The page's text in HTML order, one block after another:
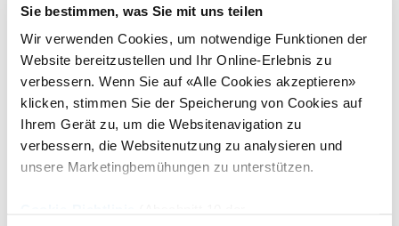
Sie bestimmen, was Sie mit uns teilen
Wir verwenden Cookies, um notwendige Funktionen der
Website bereitzustellen und Ihr Online-Erlebnis zu
verbessern. Wenn Sie auf «Alle Cookies akzeptieren»
klicken, stimmen Sie der Speicherung von Cookies auf
Ihrem Gerät zu, um die Websitenavigation zu
verbessern, die Websitenutzung zu analysieren und
unsere Marketingbemühungen zu unterstützen.
angemeldet.»
Der Balgrist Campus sowie die neuen Einrichtungen stehen
Forschenden aus der ganzen Schweiz wie auch internationalen
Gruppen zur Verfügung. Sie dienen der Zusammenarbeit mit
anderen Universitäten, akademischen Institutionen und der
Industrie, um Fortschritte in der Diagnose und Behandlung von
muskuloskelettalen Erkrankungen und Verletzungen dem